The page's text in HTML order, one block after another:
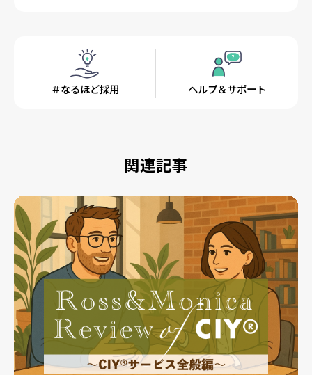
＃なるほど採用 ヘルプ＆サポート
関連記事